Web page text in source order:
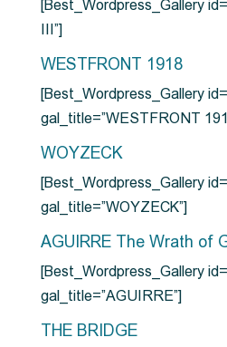
[Best_Wordpress_Gallery
III”]
WESTFRONT 1918
[Best_Wordpress_Gallery
gal_title=”WESTFRONT
WOYZECK
[Best_Wordpress_Gallery
gal_title=”WOYZECK”]
AGUIRRE The Wrath of
[Best_Wordpress_Gallery
gal_title=”AGUIRRE”]
THE BRIDGE